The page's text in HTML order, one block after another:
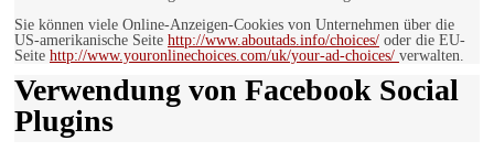
Sie können viele Online-Anzeigen-Cookies von Unternehmen über die
US-amerikanische Seite http://www.aboutads.info/choices/ oder die EU-
Seite http://www.youronlinechoices.com/uk/your-ad-choices/ verwalten.
Verwendung von Facebook Social
Plugins